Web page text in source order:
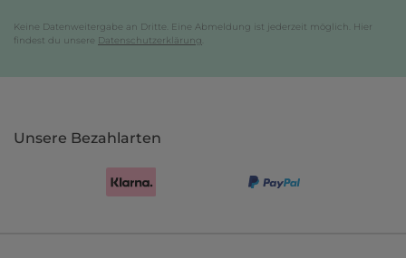
Keine Datenweitergabe an Dritte. Eine Abmeldung ist jederzeit möglich. Hier
findest du unsere Datenschutzerklärung
Unsere Bezahlarten